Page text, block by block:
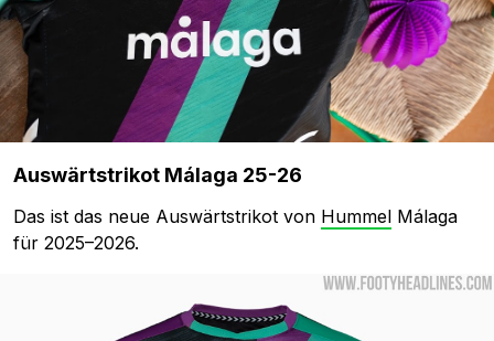
Auswärtstrikot Málaga 25-26
Das ist das neue Auswärtstrikot von Hummel Málaga
für 2025–2026.